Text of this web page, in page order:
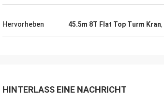
Hervorheben 45.5m 8T Flat Top Turm Kran,
HINTERLASS EINE NACHRICHT